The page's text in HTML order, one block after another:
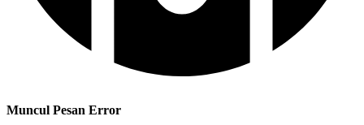
Muncul Pesan Error